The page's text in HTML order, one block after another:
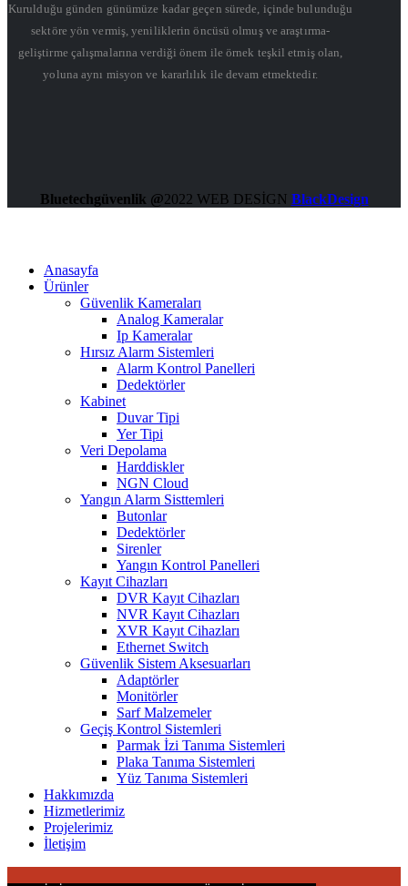
Kurulduğu günden günümüze kadar geçen sürede, içinde bulunduğu
sektöre yön vermiş, yeniliklerin öncüsü olmuş ve araştırma-
geliştirme çalışmalarına verdiği önem ile örnek teşkil etmiş olan,
yoluna aynı misyon ve kararlılık ile devam etmektedir.
Bluetechgüvenlik @2022 WEB DESİGN BlackDesign
Anasayfa
Ürünler
Güvenlik Kameraları
Analog Kameralar
Ip Kameralar
Hırsız Alarm Sistemleri
Alarm Kontrol Panelleri
Dedektörler
Kabinet
Duvar Tipi
Yer Tipi
Veri Depolama
Harddiskler
NGN Cloud
Yangın Alarm Sisttemleri
Butonlar
Dedektörler
Sirenler
Yangın Kontrol Panelleri
Kayıt Cihazları
DVR Kayıt Cihazları
NVR Kayıt Cihazları
XVR Kayıt Cihazları
Ethernet Switch
Güvenlik Sistem Aksesuarları
Adaptörler
Monitörler
Sarf Malzemeler
Geçiş Kontrol Sistemleri
Parmak İzi Tanıma Sistemleri
Plaka Tanıma Sistemleri
Yüz Tanıma Sistemleri
Hakkımızda
Hizmetlerimiz
Projelerimiz
İletişim